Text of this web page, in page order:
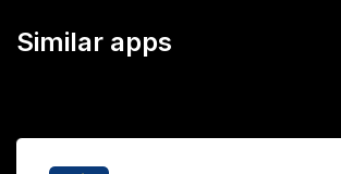
Similar apps